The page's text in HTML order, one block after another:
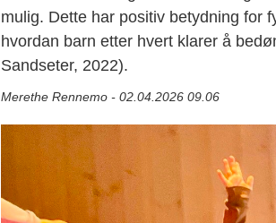
mulig. Dette har positiv betydning for
hvordan barn etter hvert klarer å
Sandseter, 2022).
Merethe Rennemo - 02.04.2026 09.06